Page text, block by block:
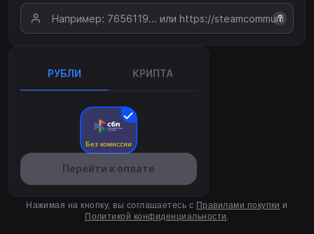
?
РУБЛИ КРИПТА
Без комиссии
Перейти к оплате
Нажимая на кнопку, вы соглашаетесь с Правилами покупки и
Политикой конфиденциальности.